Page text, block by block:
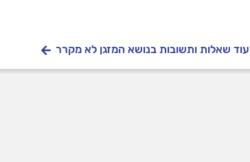
עוד שאלות ותשובות בנושא המזגן לא מקרר